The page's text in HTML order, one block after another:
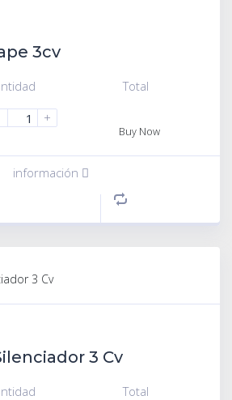
3cv
+
Total
Buy Now
información
3 Cv
Total